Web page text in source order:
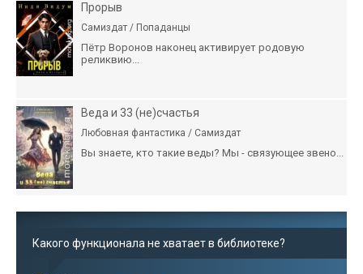
Прорыв
Самиздат / Попаданцы
Пётр Воронов наконец активирует родовую
реликвию...
Веда и 33 (не)счастья
Любовная фантастика / Самиздат
Вы знаете, кто такие веды? Мы - связующее звено...
Какого функционала не хватает в библиотеке?